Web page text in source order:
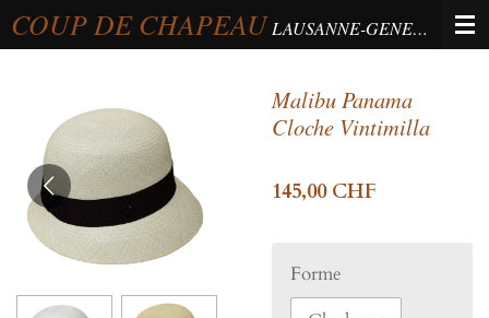
Passer
au
COUP DE CHAPEAU LAUSANNE-GENEVA-BERNE
Malibu Panama
Cloche Vintimilla
145,00 CHF
Forme